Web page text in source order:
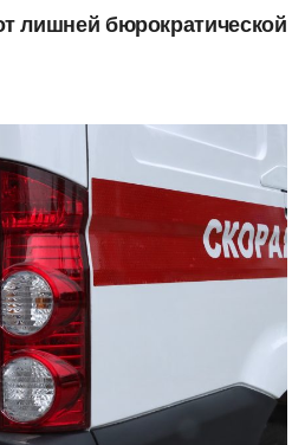
лишней бюрократической